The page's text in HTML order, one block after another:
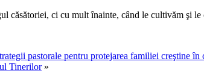
căsătoriei, ci cu mult înainte, când le cultivăm şi
pastorale pentru protejarea familiei creştine în
Tinerilor»